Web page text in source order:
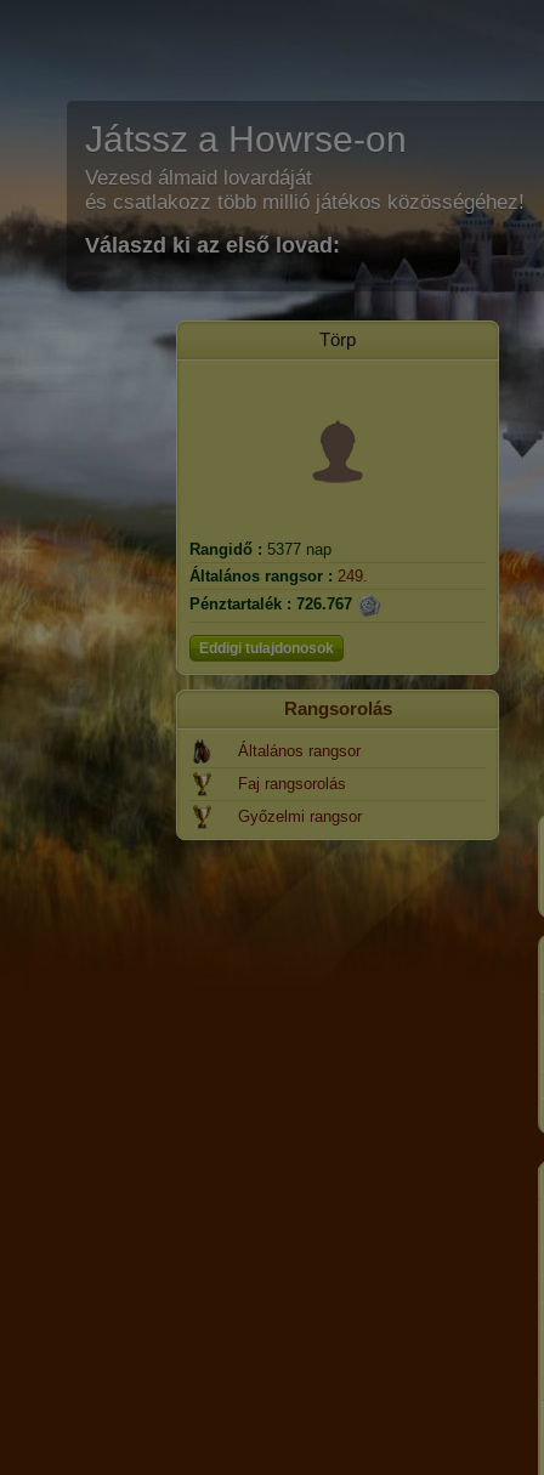
Játssz a Howrse-on
Vezesd álmaid lovardáját
és csatlakozz több millió játékos közösségéhez!
Válaszd ki az első lovad:
Törp
Rangidő : 5377 nap
Általános rangsor : 249.
Pénztartalék : 726.767
Eddigi tulajdonosok
Rangsorolás
Általános rangsor
Faj rangsorolás
Győzelmi rangsor